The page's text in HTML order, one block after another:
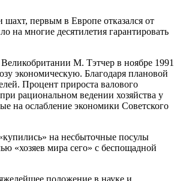
первым в Европе отказался от
на многие десятилетия гарантировать
М. Тэтчер в ноябре 1991
экономическую. Благодаря плановой
Процент прироста валового
рациональном ведении хозяйства у
на ослабление экономики Советского
на несбыточные посулы
«хозяев мира сего» с беспощадной
положение в науке и